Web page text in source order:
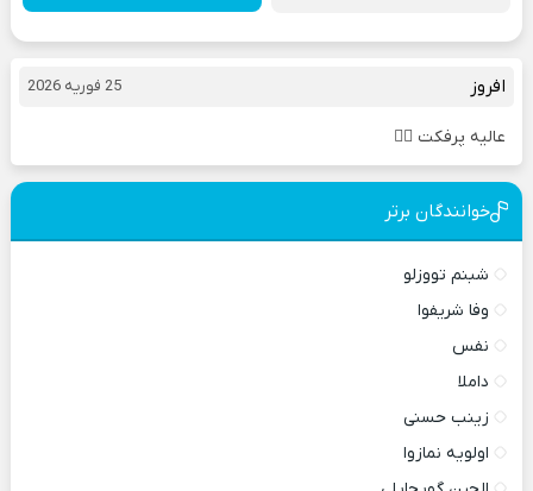
افروز 25 فوریه 2026
عالیه پرفکت 👌🏻
خوانندگان برتر
شبنم تووزلو
وفا شریفوا
نفس
داملا
زینب حسنی
اولویه نمازوا